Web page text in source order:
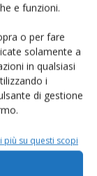
e funzioni.
o per fare
solamente a
in qualsiasi
i
di gestione
più su questi scopi